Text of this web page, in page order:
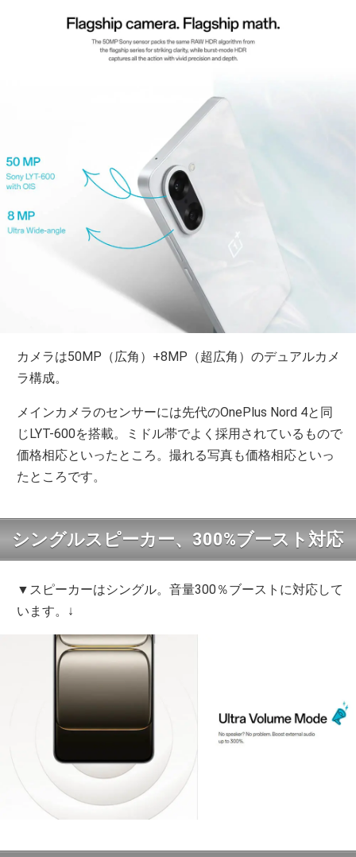
カメラは50MP（広角）+8MP（超広角）のデュアルカメ
ラ構成。
メインカメラのセンサーには先代のOnePlus Nord 4と同
じLYT-600を搭載。ミドル帯でよく採用されているもので
価格相応といったところ。撮れる写真も価格相応といっ
たところです。
シングルスピーカー、300%ブースト対応
▼スピーカーはシングル。音量300％ブーストに対応して
います。↓